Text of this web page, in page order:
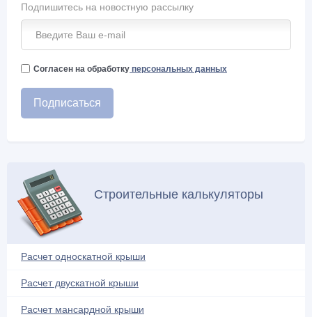
Кровельная лестница (2)
кровельные материалы (10)
Кровля (1)
Мансарда и чердак (22)
Межэтажное перекрытие (3)
Молниезащита (1)
Мягкая кровля (26)
Натуральная кровля (4)
Обрешетка (4)
Обустройство балкона (4)
Односкатная крыша (16)
Подпишитесь на новостную рассылку
Согласен на обработку персональных данных
Строительные калькуляторы
Расчет односкатной крыши
Расчет двускатной крыши
Расчет мансардной крыши